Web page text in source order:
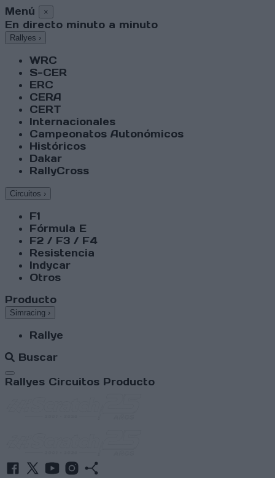
Menú ×
En directo minuto a minuto
Rallyes ›
WRC
S-CER
ERC
CERA
CERT
Internacionales
Campeonatos Autonómicos
Históricos
Dakar
RallyCross
Circuitos ›
F1
Fórmula E
F2 / F3 / F4
Resistencia
Indycar
Otros
Producto
Simracing ›
Rallye
Buscar
Abrir menú
Rallyes Circuitos Producto